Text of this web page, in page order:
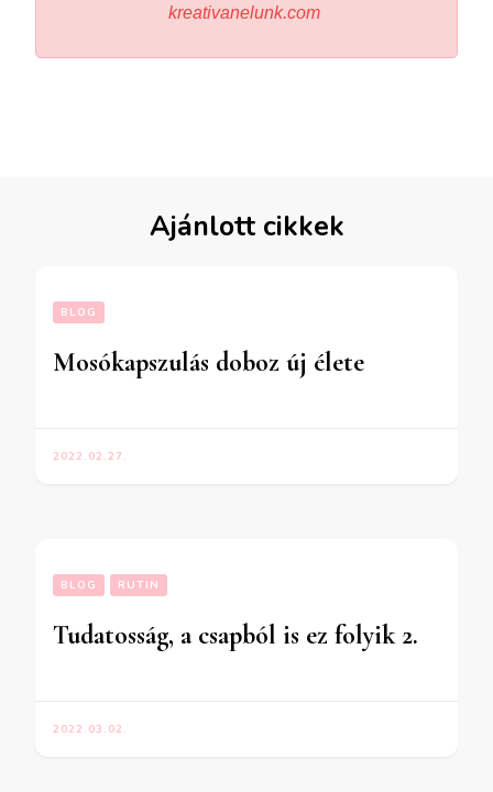
kreativanelunk.com
Ajánlott cikkek
BLOG
Mosókapszulás doboz új élete
2022.02.27.
BLOG RUTIN
Tudatosság, a csapból is ez folyik 2.
2022.03.02.